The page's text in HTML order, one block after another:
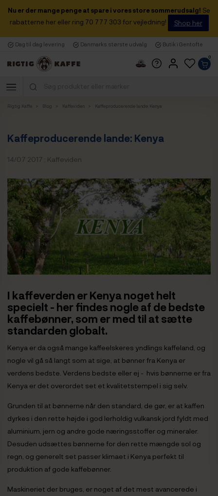
Nu er der mange penge at spare i vores store sommerudsalg! Se
rabatterne her eller ring 70 777 303 for vejledning!
Shop her
Dag til dag levering Danmarks største udvalg Butik i Gentofte
0
Rigtig Kaffe Blog Kaffeviden Kaffeproducerende lande: Kenya
Kaffeproducerende lande: Kenya
14/07 2017 : Kaffeviden
I kaffeverden er Kenya noget helt
specielt - her findes nogle af de bedste
kaffebønner, som er med til at sætte
standarden globalt.
Kenya er da også mange kaffeelskeres yndlings kaffeland, og
nogle vil gå så langt som at sige, at bønner fra Kenya er
verdens bedste. Verdens bedste eller ej - hvis bønnerne er fra
Kenya er det overordet set et kvalitetstempel i sig selv.
Grunden til at bønnerne når den standard, de gør, er at kaffen
dyrkes i den rette højde i god lerholdig vulkansk jord fyldt med
aluminium, jern og andre gode næringsstoffer og mineraler.
Desuden udsættes bønnerne for den rette mængde sol og
regn, og generelt set passer klimaet i Kenya perfekt til
produktion af gode kaffebønner.
Maskineriet der bruges, er noget af det mest avancerede i